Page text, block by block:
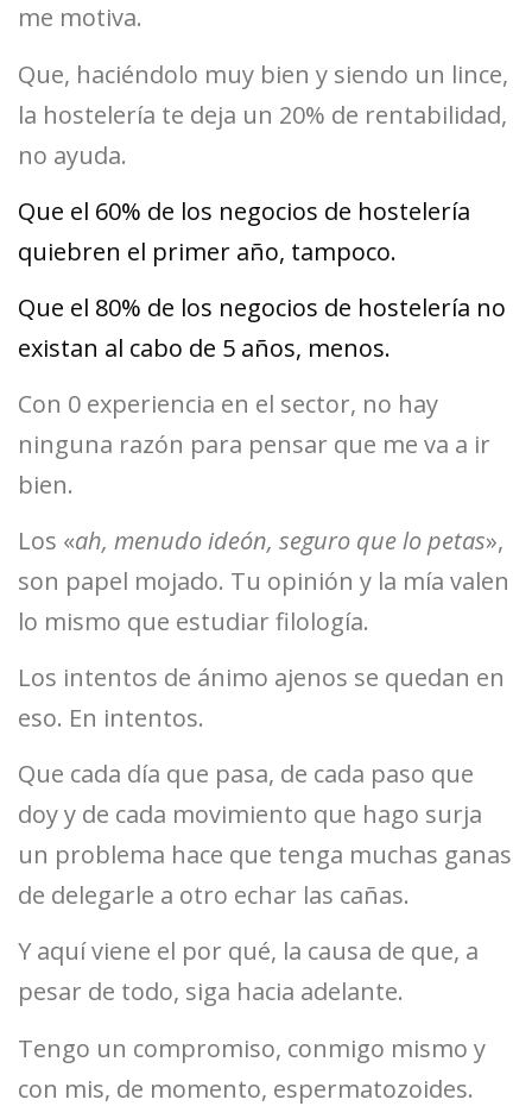
me motiva.
Que, haciéndolo muy bien y siendo un lince,
la hostelería te deja un 20% de rentabilidad,
no ayuda.
Que el 60% de los negocios de hostelería
quiebren el primer año, tampoco.
Que el 80% de los negocios de hostelería no
existan al cabo de 5 años, menos.
Con 0 experiencia en el sector, no hay
ninguna razón para pensar que me va a ir
bien.
Los «ah, menudo ideón, seguro que lo petas»,
son papel mojado. Tu opinión y la mía valen
lo mismo que estudiar filología.
Los intentos de ánimo ajenos se quedan en
eso. En intentos.
Que cada día que pasa, de cada paso que
doy y de cada movimiento que hago surja
un problema hace que tenga muchas ganas
de delegarle a otro echar las cañas.
Y aquí viene el por qué, la causa de que, a
pesar de todo, siga hacia adelante.
Tengo un compromiso, conmigo mismo y
con mis, de momento, espermatozoides.